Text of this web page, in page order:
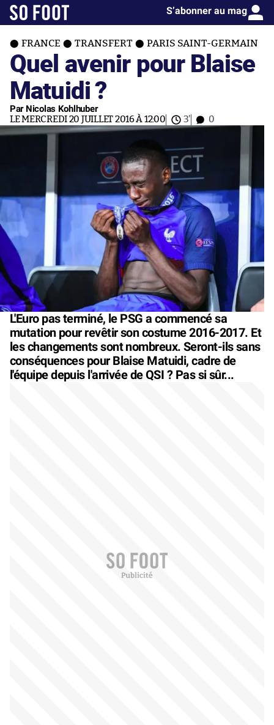
S’abonner au mag
FRANCE TRANSFERT PARIS SAINT-GERMAIN
Quel avenir pour Blaise
Matuidi ?
Par Nicolas Kohlhuber
LE MERCREDI 20 JUILLET 2016 À 12:00 3' 0
L'Euro pas terminé, le PSG a commencé sa
mutation pour revêtir son costume 2016-2017. Et
les changements sont nombreux. Seront-ils sans
conséquences pour Blaise Matuidi, cadre de
l'équipe depuis l'arrivée de QSI ? Pas si sûr...